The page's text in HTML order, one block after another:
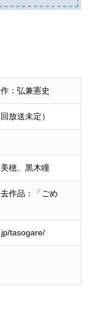
：弘兼憲史
放送未定）
穂、黒木瞳
作品：「ごめ
tasogare/